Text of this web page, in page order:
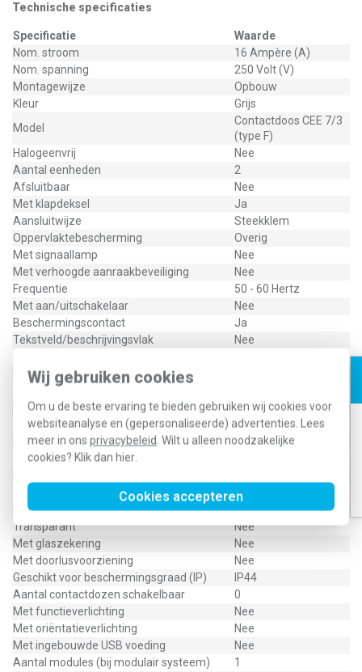
Wij gebruiken cookies
Om u de beste ervaring te bieden gebruiken wij cookies voor
websiteanalyse en (gepersonaliseerde) advertenties. Lees
meer in ons privacybeleid . Wilt u alleen noodzakelijke
cookies? Klik dan hier
Cookies accepteren
Technische specificaties
Specificatie
Waarde
Nom. stroom
16 Ampère (A)
Nom. spanning
250 Volt (V)
Montagewijze
Opbouw
Kleur
Grijs
Model
Contactdoos CEE 7/3
(type F)
Halogeenvrij
Nee
Aantal eenheden
2
Afsluitbaar
Nee
Met klapdeksel
Ja
Aansluitwijze
Steekklem
Oppervlaktebescherming
Overig
Met signaallamp
Nee
Met verhoogde aanraakbeveiliging
Nee
Frequentie
50 - 60 Hertz
Met aan/uitschakelaar
Nee
Beschermingscontact
Ja
Tekstveld/beschrijvingsvlak
Nee
Materiaalkwaliteit
Stekkerstand gedraaid
Overspanningsbeveiliging
Nee
Foutstroombeveiliging
Nee
Speciale voeding
Geen speciale voeding
Geïsoleerde montage
Overig
Opdruk/indicatie
Geen
Transparant
Nee
Met glaszekering
Nee
Met doorlusvoorziening
Nee
Geschikt voor beschermingsgraad (IP)
IP44
Aantal contactdozen schakelbaar
0
Met functieverlichting
Nee
Met oriëntatieverlichting
Nee
Met ingebouwde USB voeding
Nee
Aantal modules (bij modulair systeem)
1